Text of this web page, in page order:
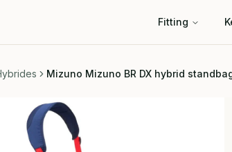
Fitting
Mizuno Mizuno BR DX hybrid